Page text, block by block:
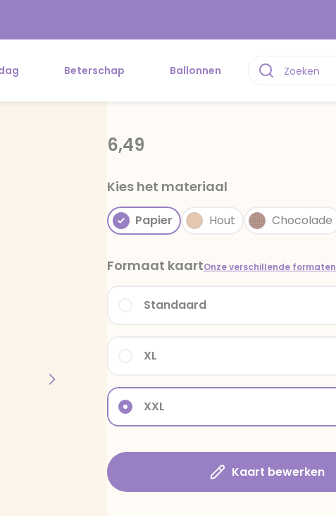
Beterschap Ballonnen
6,49
Kies het materiaal
Papier Hout Chocolade
Formaat kaartOnze verschillende formaten
XXL
XL
Standaard
Kaart bewerken